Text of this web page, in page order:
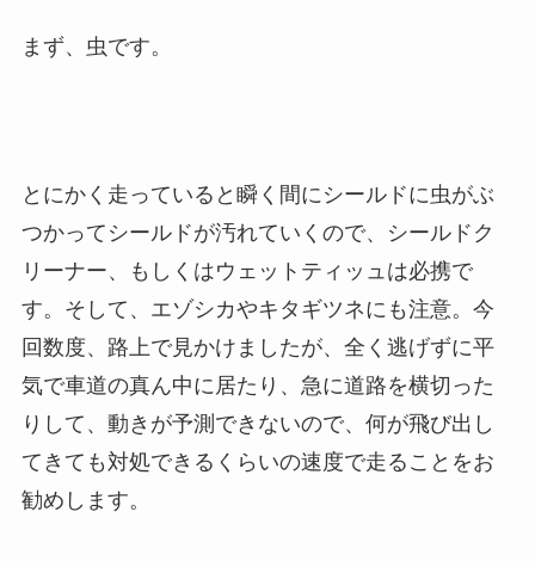
まず、虫です。
とにかく走っていると瞬く間にシールドに虫がぶ
つかってシールドが汚れていくので、シールドク
リーナー、もしくはウェットティッュは必携で
す。そして、エゾシカやキタギツネにも注意。今
回数度、路上で見かけましたが、全く逃げずに平
気で車道の真ん中に居たり、急に道路を横切った
りして、動きが予測できないので、何が飛び出し
てきても対処できるくらいの速度で走ることをお
勧めします。